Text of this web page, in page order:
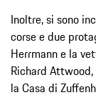
Inoltre, si sono
corse e due
Herrmann e la
Richard
la Casa di